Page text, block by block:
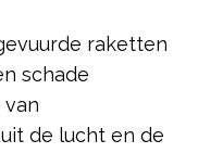
raketten
schade
van
de lucht en de